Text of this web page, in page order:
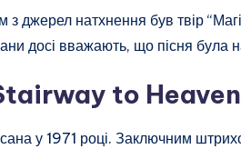
джерел натхнення був твір
досі вважають, що пісня була
to Heaven
у 1971 році. Заключним